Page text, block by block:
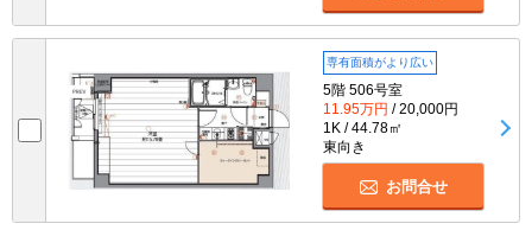
専有面積がより広い
5階 506号室
11.95万円 / 20,000円
1K / 44.78㎡
東向き
お問合せ